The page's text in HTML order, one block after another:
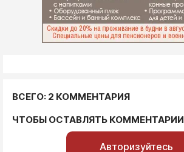
ВСЕГО: 2 КОММЕНТАРИЯ
ЧТОБЫ ОСТАВЛЯТЬ КОММЕНТАРИИ
Авторизуйтесь